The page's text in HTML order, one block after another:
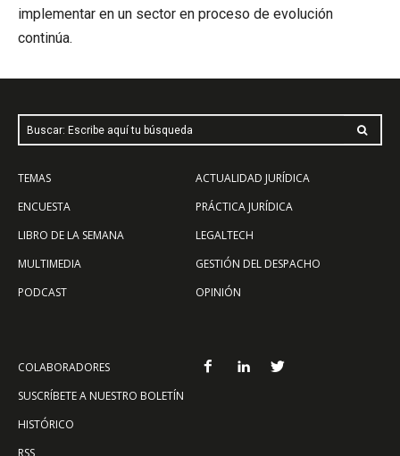
implementar en un sector en proceso de evolución
continúa.
Buscar: Escribe aquí tu búsqueda
TEMAS
ENCUESTA
LIBRO DE LA SEMANA
MULTIMEDIA
PODCAST
ACTUALIDAD JURÍDICA
PRÁCTICA JURÍDICA
LEGALTECH
GESTIÓN DEL DESPACHO
OPINIÓN
COLABORADORES
SUSCRÍBETE A NUESTRO BOLETÍN
HISTÓRICO